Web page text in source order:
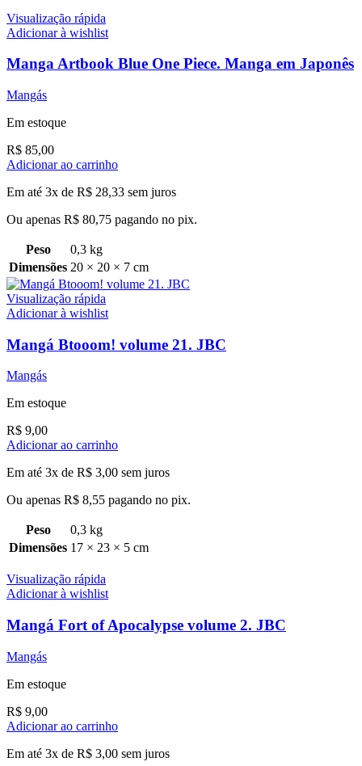
Visualização rápida
Adicionar à wishlist
Manga Artbook Blue One Piece. Manga em Japonês
Mangás
Em estoque
R$ 85,00
Adicionar ao carrinho
Em até 3x de R$ 28,33 sem juros
Ou apenas R$ 80,75 pagando no pix.
Peso
0,3 kg
Dimensões 20 × 20 × 7 cm
Visualização rápida
Adicionar à wishlist
Mangá Btooom! volume 21. JBC
Mangás
Em estoque
R$ 9,00
Adicionar ao carrinho
Em até 3x de R$ 3,00 sem juros
Ou apenas R$ 8,55 pagando no pix.
Peso
0,3 kg
Dimensões 17 × 23 × 5 cm
Visualização rápida
Adicionar à wishlist
Mangá Fort of Apocalypse volume 2. JBC
Mangás
Em estoque
R$ 9,00
Adicionar ao carrinho
Em até 3x de R$ 3,00 sem juros